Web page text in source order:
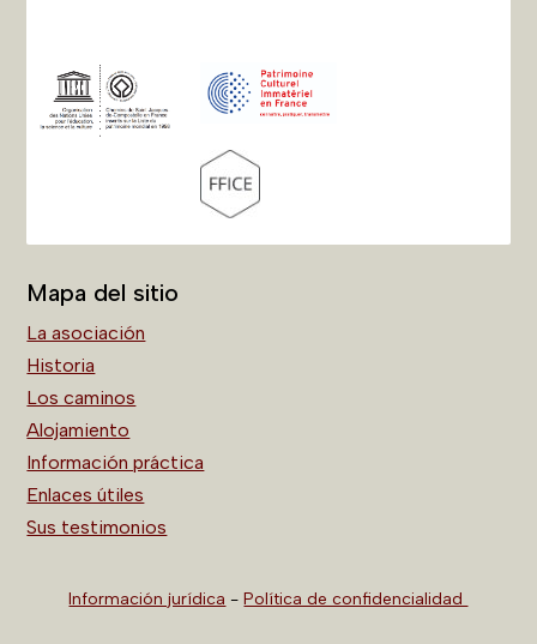
Mapa del sitio
La asociación
Historia
Los caminos
Alojamiento
Información práctica
Enlaces útiles
Sus testimonios
Información jurídica -Política de confidencialidad